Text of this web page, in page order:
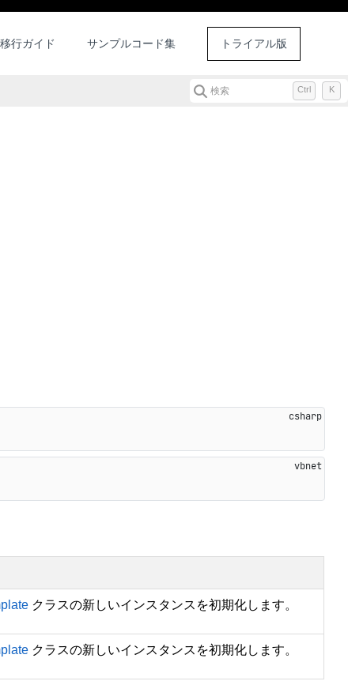
移行ガイド サンプルコード集 トライアル版
検索 Ctrl K
クラスの新しいインスタンスを初期化します。
クラスの新しいインスタンスを初期化します。